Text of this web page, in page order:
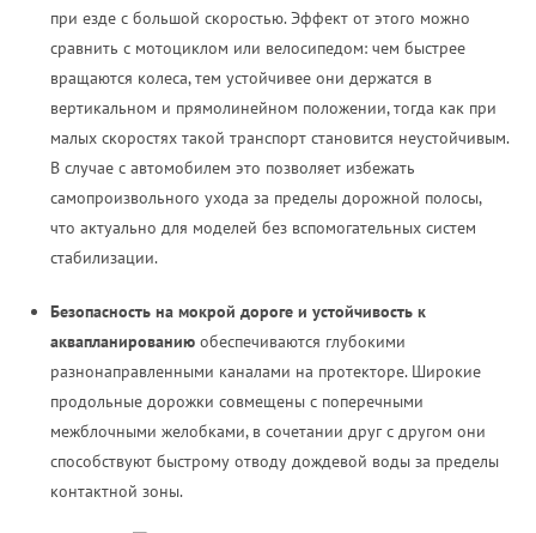
при езде с большой скоростью. Эффект от этого можно
сравнить с мотоциклом или велосипедом: чем быстрее
вращаются колеса, тем устойчивее они держатся в
вертикальном и прямолинейном положении, тогда как при
малых скоростях такой транспорт становится неустойчивым.
В случае с автомобилем это позволяет избежать
самопроизвольного ухода за пределы дорожной полосы,
что актуально для моделей без вспомогательных систем
стабилизации.
Безопасность на мокрой дороге и устойчивость к
аквапланированиюобеспечиваются глубокими
разнонаправленными каналами на протекторе. Широкие
продольные дорожки совмещены с поперечными
межблочными желобками, в сочетании друг с другом они
способствуют быстрому отводу дождевой воды за пределы
контактной зоны.